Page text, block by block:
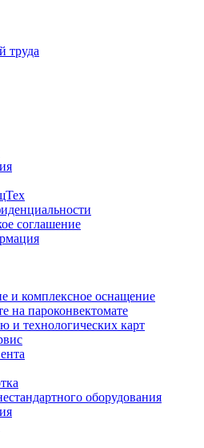
труда
соглашение
и комплексное оснащение
на пароконвектомате
и технологических карт
оборудования